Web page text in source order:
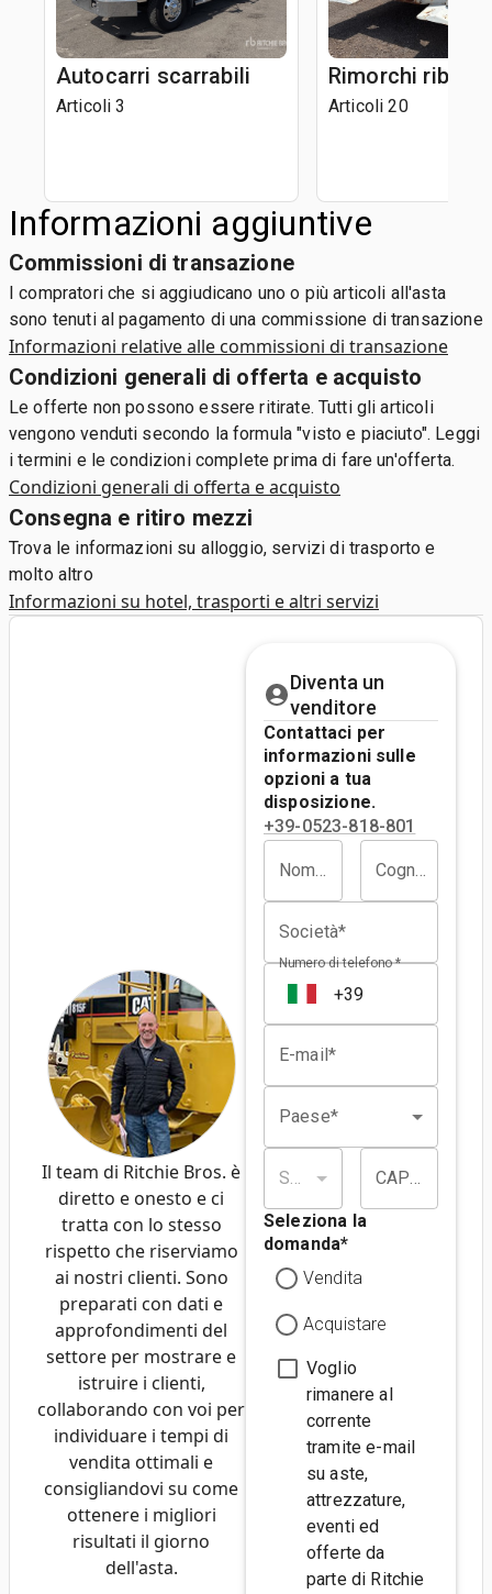
Autocarri scarrabili
Articoli 3
Rimorchi
Articoli 20
Informazioni aggiuntive
Commissioni di transazione
I compratori che si aggiudicano uno o più articoli all'asta
sono tenuti al pagamento di una commissione di transazione
Informazioni relative alle commissioni di transazione
Condizioni generali di offerta e acquisto
Le offerte non possono essere ritirate. Tutti gli articoli
vengono venduti secondo la formula "visto e piaciuto". Leggi
i termini e le condizioni complete prima di fare un'offerta.
Condizioni generali di offerta e acquisto
Consegna e ritiro mezzi
Trova le informazioni su alloggio, servizi di trasporto e
molto altro
Informazioni su hotel, trasporti e altri servizi
Diventa un
venditore
Contattaci per
informazioni sulle
opzioni a tua
disposizione.
+39-0523-818-801
Nome* Cognome*
Società*
Numero di telefono *
E-mail*
Paese*
Stato/provincia* CAP/codice postale*
Seleziona la
domanda*
Vendita
Acquistare
Voglio
rimanere al
corrente
tramite e-mail
su aste,
attrezzature,
eventi ed
offerte da
parte di Ritchie
Il team di Ritchie Bros. è
diretto e onesto e ci
tratta con lo stesso
rispetto che riserviamo
ai nostri clienti. Sono
preparati con dati e
approfondimenti del
settore per mostrare e
istruire i clienti,
collaborando con voi per
individuare i tempi di
vendita ottimali e
consigliandovi su come
ottenere i migliori
risultati il ​​giorno
dell'asta.